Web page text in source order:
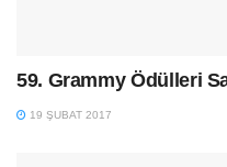
59. Grammy Ödülleri
19 ŞUBAT 2017